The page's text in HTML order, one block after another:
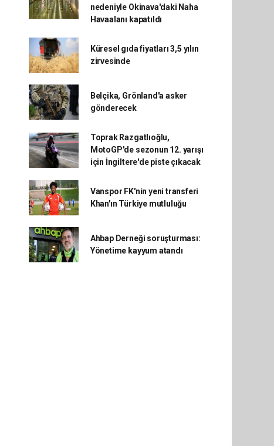
nedeniyle Okinava'daki Naha
Havaalanı kapatıldı
Küresel gıda fiyatları 3,5 yılın
zirvesinde
Belçika, Grönland'a asker
gönderecek
Toprak Razgatlıoğlu,
MotoGP'de sezonun 12. yarışı
için İngiltere'de piste çıkacak
Vanspor FK'nin yeni transferi
Khan'ın Türkiye mutluluğu
Ahbap Derneği soruşturması:
Yönetime kayyum atandı